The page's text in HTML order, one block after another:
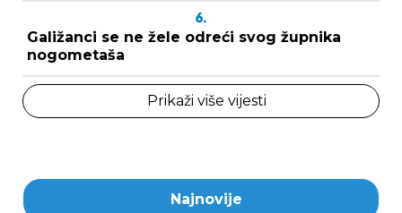
6.
Galižanci se ne žele odreći svog župnika
nogometaša
Prikaži više vijesti
Najnovije